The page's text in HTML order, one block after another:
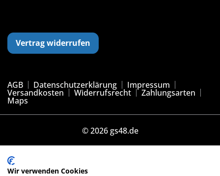
Vertrag widerrufen
AGB Datenschutzerklärung Impressum
Versandkosten Widerrufsrecht Zahlungsarten
Maps
© 2026 gs48.de
Wir verwenden Cookies